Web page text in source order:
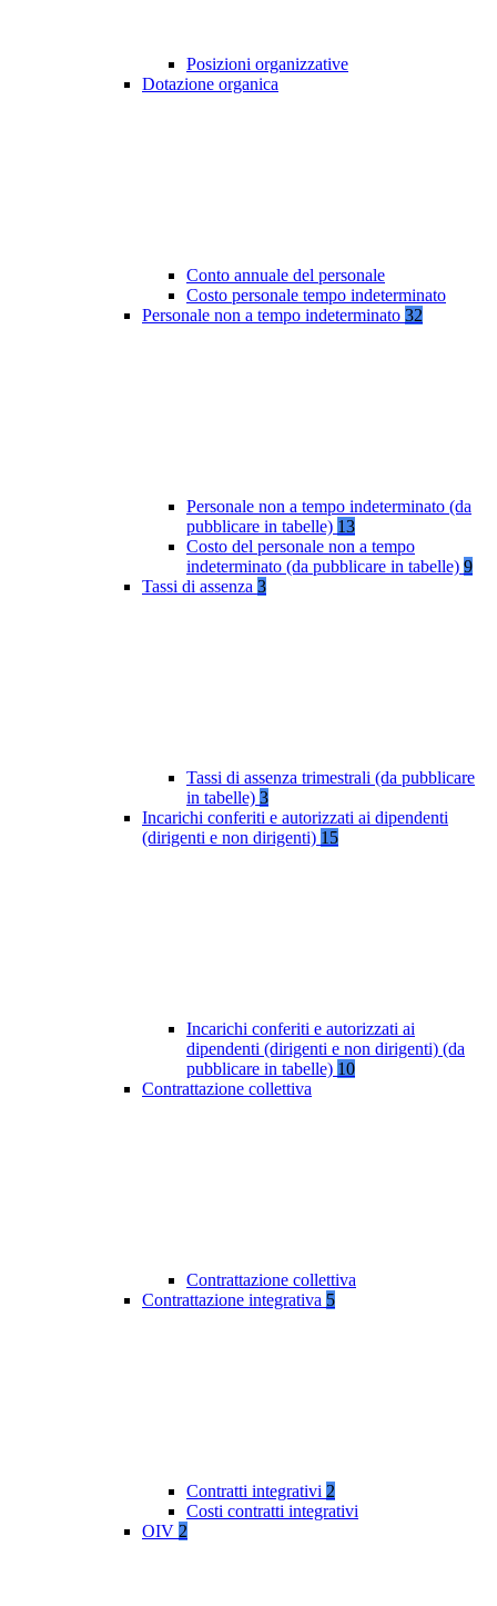
Posizioni organizzative
Dotazione organica
Conto annuale del personale
Costo personale tempo indeterminato
Personale non a tempo indeterminato 32
Personale non a tempo indeterminato (da
pubblicare in tabelle) 13
Costo del personale non a tempo
indeterminato (da pubblicare in tabelle) 9
Tassi di assenza 3
Tassi di assenza trimestrali (da pubblicare
in tabelle) 3
Incarichi conferiti e autorizzati ai dipendenti
(dirigenti e non dirigenti) 15
Incarichi conferiti e autorizzati ai
dipendenti (dirigenti e non dirigenti) (da
pubblicare in tabelle) 10
Contrattazione collettiva
Contrattazione collettiva
Contrattazione integrativa 5
Contratti integrativi 2
Costi contratti integrativi
OIV 2